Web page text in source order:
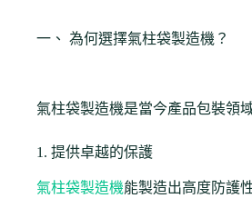
一、 為何選擇氣柱袋製造機？
氣柱袋製造機是當今產品包裝領
1. 提供卓越的保護
氣柱袋製造機能製造出高度防護